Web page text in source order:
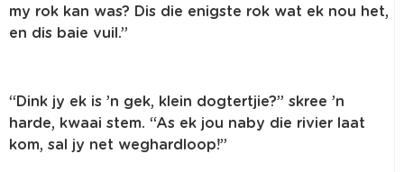
my rok kan was? Dis die enigste rok wat ek nou het,
en dis baie vuil.”
“Dink jy ek is ’n gek, klein dogtertjie?” skree ’n
harde, kwaai stem. “As ek jou naby die rivier laat
kom, sal jy net weghardloop!”